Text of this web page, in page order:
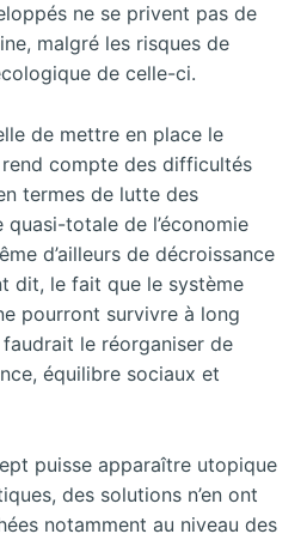
ne se privent pas de
malgré les risques de
de celle-ci.
de mettre en place le
compte des difficultés
termes de lutte des
totale de l’économie
d’ailleurs de décroissance
dit, le fait que le système
pourront survivre à long
le réorganiser de
équilibre sociaux et
puisse apparaître utopique
des solutions n’en ont
notamment au niveau des